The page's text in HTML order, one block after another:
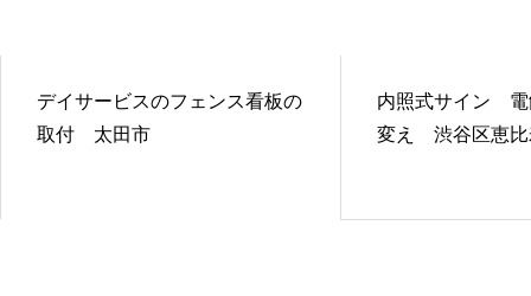
デイサービスのフェンス看板の
取付 太田市
内照式サイン 電
変え 渋谷区恵比